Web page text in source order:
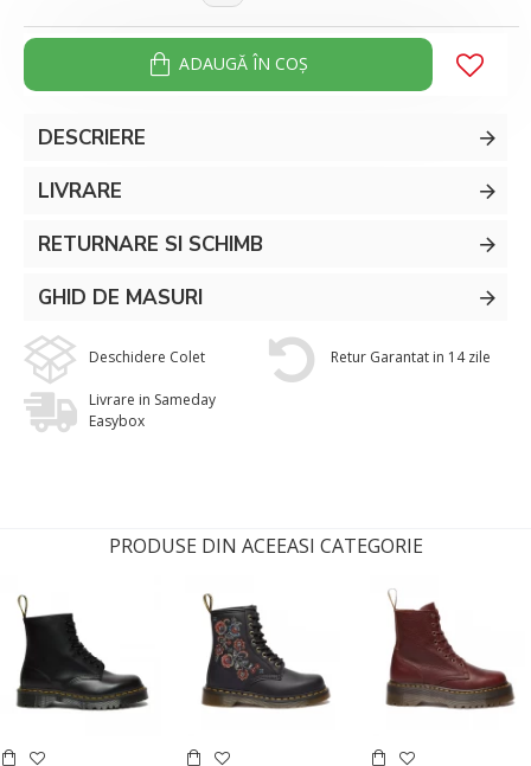
ADAUGĂ ÎN COŞ
DESCRIERE
LIVRARE
RETURNARE SI SCHIMB
GHID DE MASURI
Deschidere Colet Retur Garantat in 14 zile
Livrare in Sameday
Easybox
PRODUSE DIN ACEEASI CATEGORIE